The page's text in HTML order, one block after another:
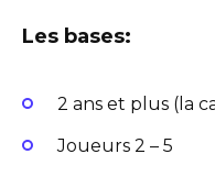
Les bases:
2 ans et plus (la
Joueurs 2 – 5